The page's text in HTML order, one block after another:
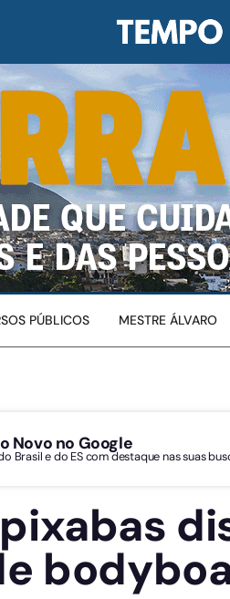
PÚBLICOS MESTRE ÁLVARO
Novo no Google
Brasil e do ES com destaque nas suas